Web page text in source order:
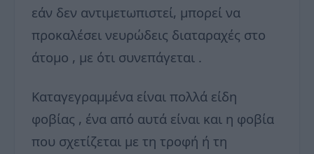
εάν δεν αντιμετωπιστεί, μπορεί να
προκαλέσει νευρώδεις διαταραχές στο
άτομο , με ότι συνεπάγεται .
Καταγεγραμμένα είναι πολλά είδη
φοβίας , ένα από αυτά είναι και η φοβία
που σχετίζεται με τη τροφή ή τη